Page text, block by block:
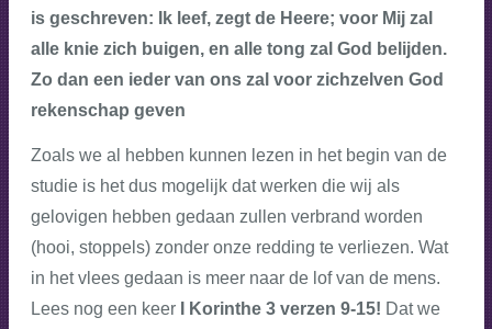
is geschreven: Ik leef, zegt de Heere; voor Mij zal
alle knie zich buigen, en alle tong zal God belijden.
Zo dan een ieder van ons zal voor zichzelven God
rekenschap geven
Zoals we al hebben kunnen lezen in het begin van de
studie is het dus mogelijk dat werken die wij als
gelovigen hebben gedaan zullen verbrand worden
(hooi, stoppels) zonder onze redding te verliezen. Wat
in het vlees gedaan is meer naar de lof van de mens.
Lees nog een keerI Korinthe 3 verzen 9-15! Dat we